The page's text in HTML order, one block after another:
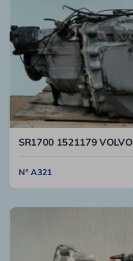
SR1700 1521179 VOLVO
N° A321